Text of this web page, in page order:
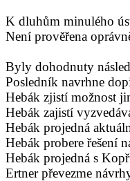
K dluhům minulého
Není prověřena
Byly dohodnuty
Posledník navrhne
Hebák zjistí možnost
Hebák zajistí
Hebák projedná
Hebák probere řešení
Hebák projedná s
Ertner převezme